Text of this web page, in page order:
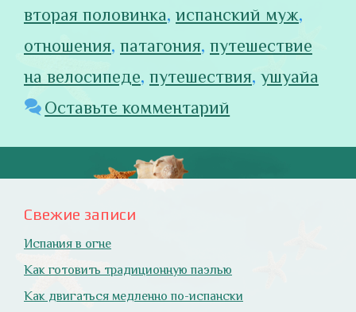
вторая половинка, испанский муж,
отношения, патагония, путешествие
на велосипеде, путешествия, ушуайа
Оставьте комментарий
Свежие записи
Испания в огне
Как готовить традиционную паэлью
Как двигаться медленно по-испански